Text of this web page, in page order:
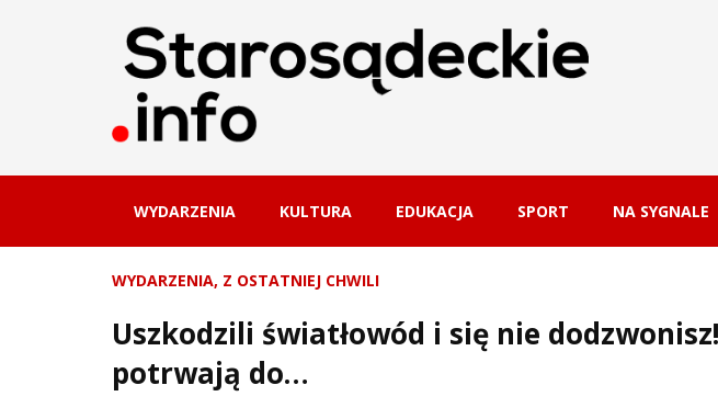
WYDARZENIA KULTURA EDUKACJA SPORT NA SYGNALE
WYDARZENIA, Z OSTATNIEJ CHWILI
Uszkodzili światłowód i się nie
potrwają do…